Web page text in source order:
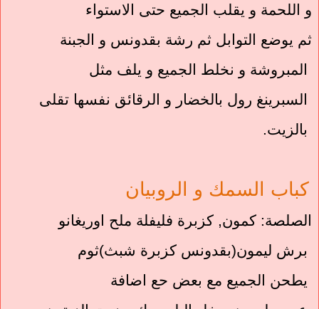
و اللحمة و يقلب الجميع حتى الاستواء
ثم يوضع التوابل ثم رشة بقدونس و الجبنة
المبروشة و نخلط الجميع و يلف مثل
السبرينغ رول بالخضار و الرقائق نفسها تقلى
بالزيت.
كباب السمك و الروبيان
الصلصة: كمون, كزبرة فليفلة ملح اوريغانو
برش ليمون(بقدونس كزبرة شبث)ثوم
يطحن الجميع مع بعض حع اضافة